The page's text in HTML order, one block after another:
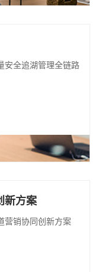
安全追湖管理全链路
新方案
营销协同创新方案